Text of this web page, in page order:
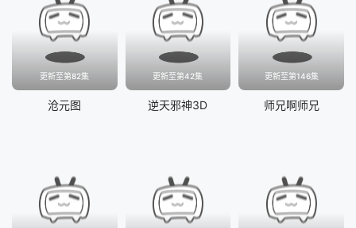
更新至第82集
沧元图
更新至第42集
逆天邪神3D
更新至第146集
师兄啊师兄